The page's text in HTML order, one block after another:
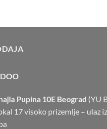
Pupina 10E Beograd (YU
17 visoko prizemlje – ulaz